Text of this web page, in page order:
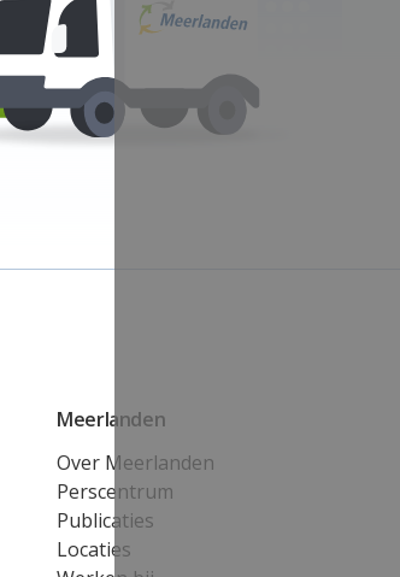
Meerlanden
Over Meerlanden
Perscentrum
Publicaties
Locaties